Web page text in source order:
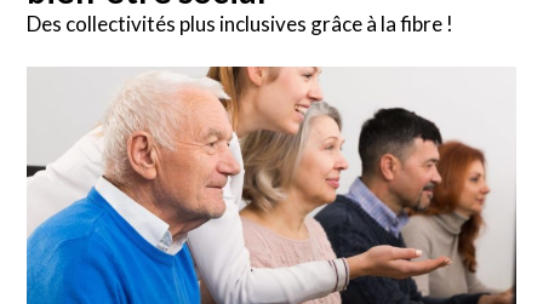
Des collectivités plus inclusives grâce à la fibre !